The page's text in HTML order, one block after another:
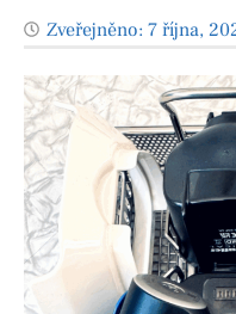
Zveřejněno: 7 října,